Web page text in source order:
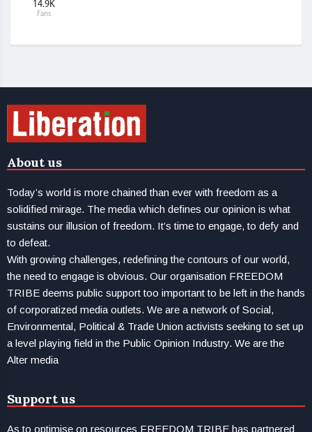
14.9K
Fans
About us
Today’s world is more chained than ever with freedom as a
solidified mirage. The media which defines our opinion is what
sustains our illusion of freedom. It’s time to engage, to defy and
to defeat.
With growing challenges, redefining the contours of our world,
the need to engage is obvious. Our organisation FREEDOM
TRIBE deems public support too important to be left in the hands
of corporatized media outlets. We are a network of Social,
Environmental, Political & Trade Union activists seeking to set up
a level playing field in the Public Opinion Industry. We are the
Alter media
Support us
As to optimise on resources FREEDOM TRIBE has partnered